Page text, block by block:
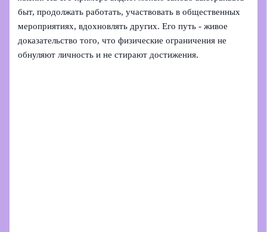
быт, продолжать работать, участвовать в общественных
мероприятиях, вдохновлять других. Его путь - живое
доказательство того, что физические ограничения не
обнуляют личность и не стирают достижения.